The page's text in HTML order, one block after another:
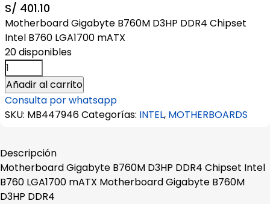
S/ 401.10
Motherboard Gigabyte B760M D3HP DDR4 Chipset
Intel B760 LGA1700 mATX
20 disponibles
Motherboard
Gigabyte
B760M
D3HP
Intel
B760
LGA1700
mATX
Añadir al carrito
Consulta por whatsapp
SKU: MB447946Categorías: INTEL, MOTHERBOARDS
Descripción
Motherboard Gigabyte B760M D3HP DDR4 Chipset Intel
B760 LGA1700 mATX Motherboard Gigabyte B760M
D3HP DDR4